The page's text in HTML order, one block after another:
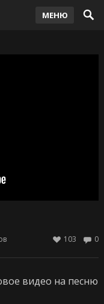
МЕНЮ
0
103
видео на песню